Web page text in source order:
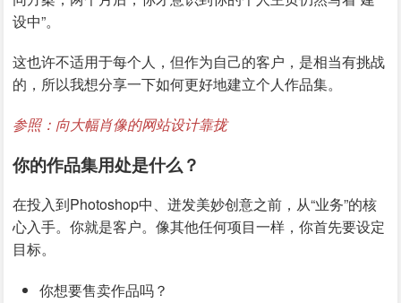
设中”。
这也许不适用于每个人，但作为自己的客户，是相当有挑战
的，所以我想分享一下如何更好地建立个人作品集。
参照：向大幅肖像的网站设计靠拢
你的作品集用处是什么？
在投入到Photoshop中、迸发美妙创意之前，从“业务”的核
心入手。你就是客户。像其他任何项目一样，你首先要设定
目标。
你想要售卖作品吗？